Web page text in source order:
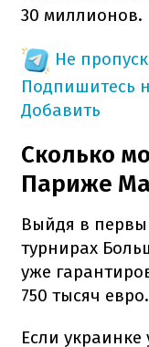
30 миллионов.
Не
Подпишитесь
Добавить
Сколько
Париже
Выйдя в
турнирах
уже
750 тысяч евро.
Если украинке